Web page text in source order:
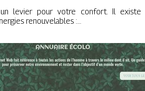
levier pour votre confort. Il existe
renouvelables :…